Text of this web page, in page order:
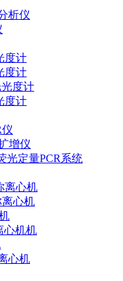
析仪
度计
度计
光度计
度计
仪
增仪
光定量PCR系统
离心机
离心机
心机机
心机